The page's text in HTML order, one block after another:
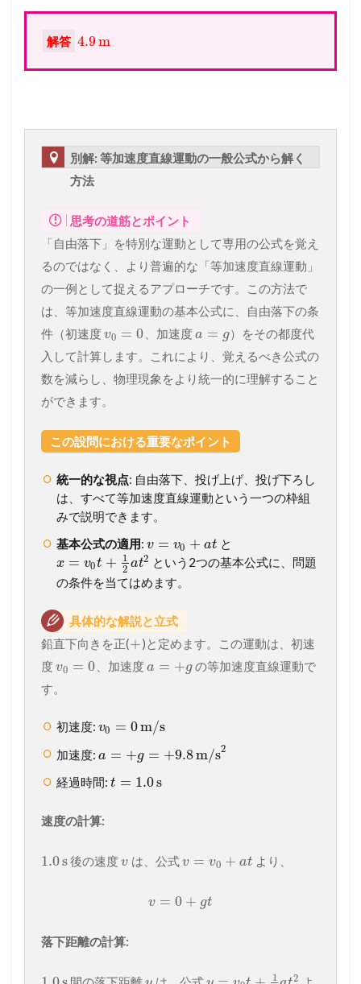
解答 4.9m
別解: 等加速度直線運動の一般公式から解く
方法
思考の道筋とポイント
「自由落下」を特別な運動として専用の公式を覚え
るのではなく、より普遍的な「等加速度直線運動」
の一例として捉えるアプローチです。この方法で
は、等加速度直線運動の基本公式に、自由落下の条
件（初速度v0 = 0 、加速度a = g）をその都度代
入して計算します。これにより、覚えるべき公式の
数を減らし、物理現象をより統一的に理解すること
ができます。
この設問における重要なポイント
統一的な視点: 自由落下、投げ上げ、投げ下ろし
は、すべて等加速度直線運動という一つの枠組
みで説明できます。
基本公式の適用: v = v0 + at と
x = v0t +
1
2 at2 という2つの基本公式に、問題
の条件を当てはめます。
具体的な解説と立式
鉛直下向きを正(+)と定めます。この運動は、初速
度v0 = 0 、加速度a = +gの等加速度直線運動で
す。
初速度: v0 = 0m/s
加速度: a = +g = +9.8m/s2
経過時間: t = 1.0s
速度の計算:
1.0s後の速度v は、公式v = v0 + at より、
v = 0 + gt
落下距離の計算:
1
2